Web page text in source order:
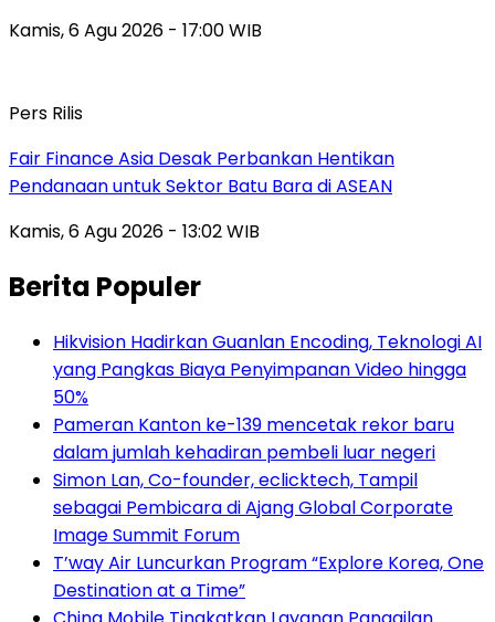
Kamis, 6 Agu 2026 - 17:00 WIB
Pers Rilis
Fair Finance Asia Desak Perbankan Hentikan
Pendanaan untuk Sektor Batu Bara di ASEAN
Kamis, 6 Agu 2026 - 13:02 WIB
Berita Populer
Hikvision Hadirkan Guanlan Encoding, Teknologi AI
yang Pangkas Biaya Penyimpanan Video hingga
50%
Pameran Kanton ke-139 mencetak rekor baru
dalam jumlah kehadiran pembeli luar negeri
Simon Lan, Co-founder, eclicktech, Tampil
sebagai Pembicara di Ajang Global Corporate
Image Summit Forum
T’way Air Luncurkan Program “Explore Korea, One
Destination at a Time”